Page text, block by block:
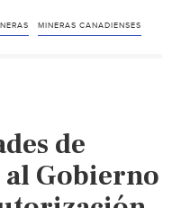
MINERAS CANADIENSES
de
Gobierno